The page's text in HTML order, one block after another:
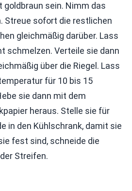
goldbraun sein. Nimm das
Streue sofort die restlichen
gleichmäßig darüber. Lass
schmelzen. Verteile sie dann
über die Riegel. Lass
für 10 bis 15
sie dann mit dem
heraus. Stelle sie für
in den Kühlschrank, damit sie
fest sind, schneide die
Streifen.